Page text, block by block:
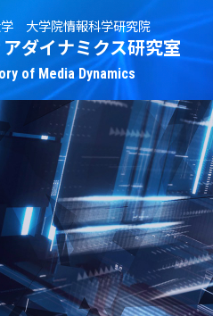
大学院情報科学研究院
ダイナミクス研究室
of Media Dynamics